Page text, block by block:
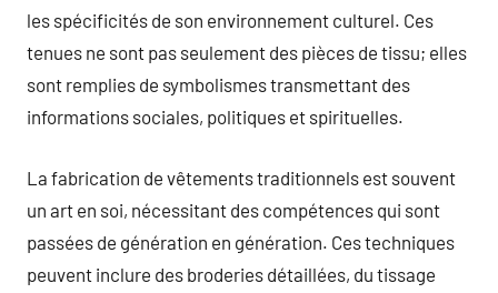
les spécificités de son environnement culturel. Ces
tenues ne sont pas seulement des pièces de tissu; elles
sont remplies de symbolismes transmettant des
informations sociales, politiques et spirituelles.
La fabrication de vêtements traditionnels est souvent
un art en soi, nécessitant des compétences qui sont
passées de génération en génération. Ces techniques
peuvent inclure des broderies détaillées, du tissage